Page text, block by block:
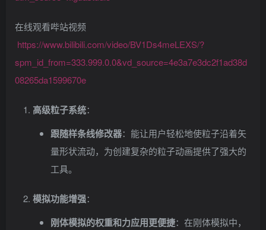
在线观看哔站视频
https://www.bilibili.com/video/BV1Ds4meLEXS/?
spm_id_from=333.999.0.0&vd_source=4e3a7e3dc2f1ad38d
08265da1599670e
高级粒子系统：
跟随样条线修改器：能让用户轻松地使粒子沿着矢
量形状流动，为创建复杂的粒子动画提供了强大的
工具。
模拟功能增强：
刚体模拟的权重和力应用更便捷：在刚体模拟中，
社交账号登录